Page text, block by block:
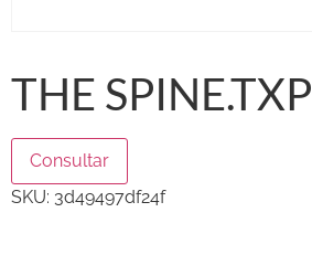
THE SPINE.TXP
Consultar
SKU: 3d49497df24f